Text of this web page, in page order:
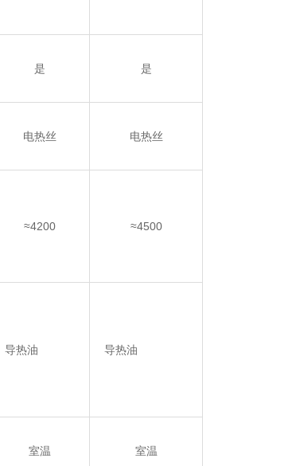
是 是
电热丝 电热丝
≈4200 ≈4500
导热油 导热油
室温
室温